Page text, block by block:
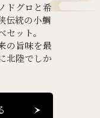
ドグロと希
伝統の小鯛
ット。
の旨味を最
北陸でしか